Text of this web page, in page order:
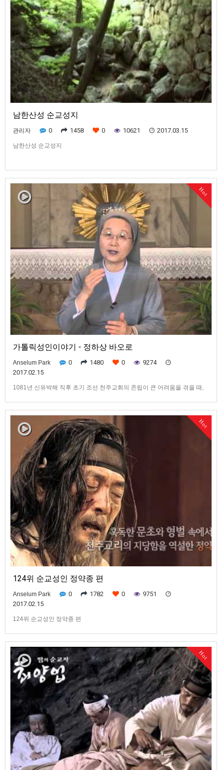
남한산성 순교성지
관리자 0 1458 0 10621 2017.03.15
남한산성 순교성지
Hot
가톨릭성인이야기 - 정하상 바오로
Anselum Park 0 1480 0
9274
2017.02.15
1081년 신유박해 직후 초기 조선 천주교회의 존립이 큰 어려움을 겪을 때,
Hot
124위 순교성인 정약종 편
Anselum Park 0 1782 0
9751
2017.02.15
124위 순교성인 정약종 편
Hot